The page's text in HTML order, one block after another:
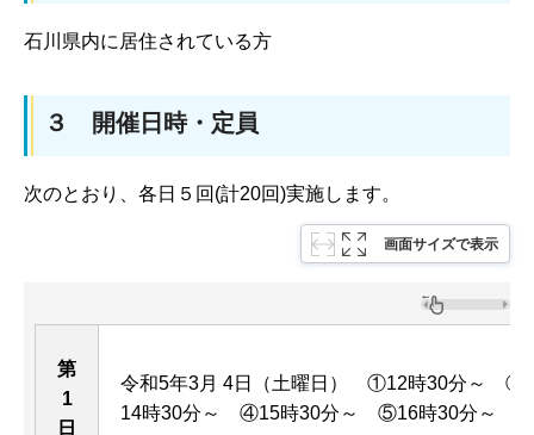
石川県内に居住されている方
３ 開催日時・定員
次のとおり、各日５回(計20回)実施します。
画面サイズで表示
第
1
日
令和5年3月 4日（土曜日） ①12時30分～
14時30分～ ④15時30分～ ⑤16時30分～